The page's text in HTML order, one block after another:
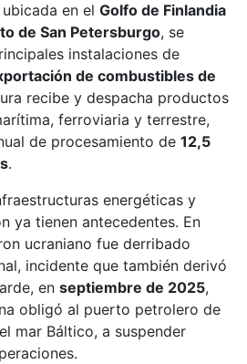
en el Golfo de Finlandia
de San Petersburgo, se
instalaciones de
de combustibles de
recibe y despacha productos
ferroviaria y terrestre,
de procesamiento de 12,5
.
energéticas y
ya tienen antecedentes. En
ucraniano fue derribado
incidente que también derivó
en septiembre de 2025,
obligó al puerto petrolero de
mar Báltico, a suspender